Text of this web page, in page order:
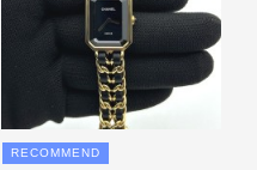
RECOMMEND